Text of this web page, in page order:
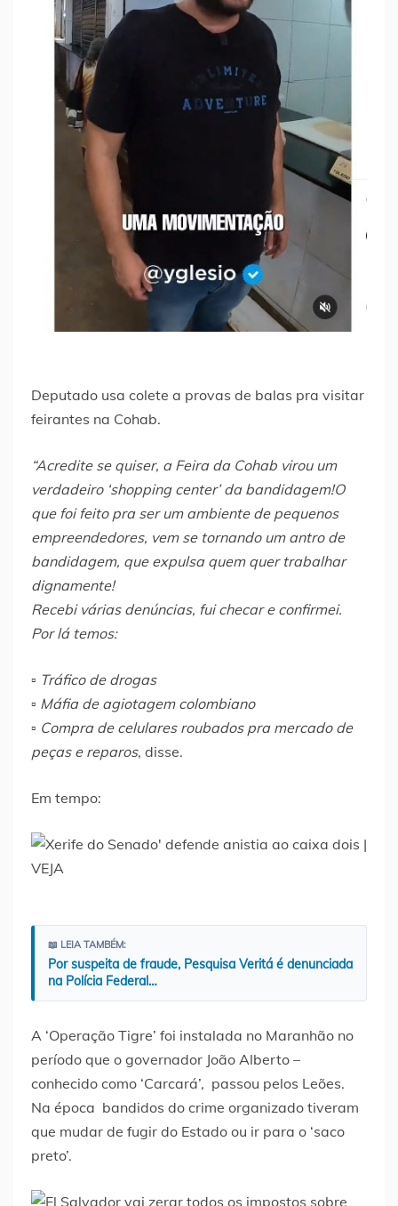
Deputado usa colete a provas de balas pra visitar
feirantes na Cohab.
“Acredite se quiser, a Feira da Cohab virou um
verdadeiro ‘shopping center’ da bandidagem!O
que foi feito pra ser um ambiente de pequenos
empreendedores, vem se tornando um antro de
bandidagem, que expulsa quem quer trabalhar
dignamente!
Recebi várias denúncias, fui checar e confirmei.
Por lá temos:
▫️ Tráfico de drogas
▫️ Máfia de agiotagem colombiano
▫️ Compra de celulares roubados pra mercado de
peças e reparos, disse.
Em tempo:
📖 LEIA TAMBÉM:
Por suspeita de fraude, Pesquisa Veritá é denunciada
na Polícia Federal…
A ‘Operação Tigre’ foi instalada no Maranhão no
período que o governador João Alberto –
conhecido como ‘Carcará’, passou pelos Leões.
Na época bandidos do crime organizado tiveram
que mudar de fugir do Estado ou ir para o ‘saco
preto’.